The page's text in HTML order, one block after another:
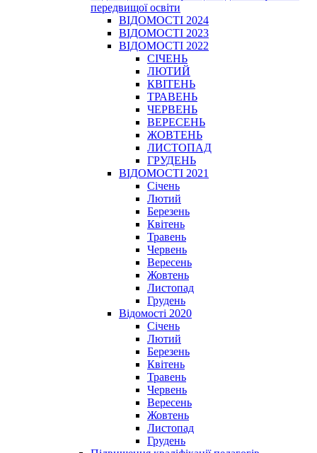
передвищої освіти
ВІДОМОСТІ 2024
ВІДОМОСТІ 2023
ВІДОМОСТІ 2022
СІЧЕНЬ
ЛЮТИЙ
КВІТЕНЬ
ТРАВЕНЬ
ЧЕРВЕНЬ
ВЕРЕСЕНЬ
ЖОВТЕНЬ
ЛИСТОПАД
ГРУДЕНЬ
ВІДОМОСТІ 2021
Січень
Лютий
Березень
Квітень
Травень
Червень
Вересень
Жовтень
Листопад
Грудень
Відомості 2020
Січень
Лютий
Березень
Квітень
Травень
Червень
Вересень
Жовтень
Листопад
Грудень